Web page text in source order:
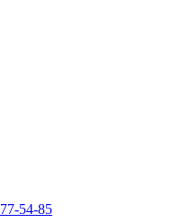
54-85